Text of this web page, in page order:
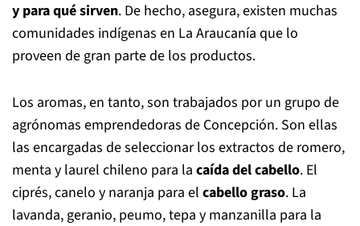
y para qué sirven. De hecho, asegura, existen muchas
comunidades indígenas en La Araucanía que lo
proveen de gran parte de los productos.
Los aromas, en tanto, son trabajados por un grupo de
agrónomas emprendedoras de Concepción. Son ellas
las encargadas de seleccionar los extractos de romero,
menta y laurel chileno para la caída del cabello. El
ciprés, canelo y naranja para el cabello graso. La
lavanda, geranio, peumo, tepa y manzanilla para la